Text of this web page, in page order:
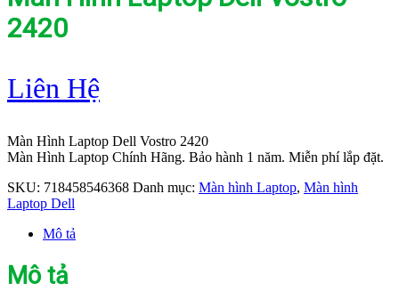
2420
Liên Hệ
Màn Hình Laptop Dell Vostro 2420
Màn Hình Laptop Chính Hãng. Bảo hành 1 năm. Miễn phí lắp đặt.
SKU: 718458546368 Danh mục: Màn hình Laptop, Màn hình
Laptop Dell
Mô tả
Mô tả